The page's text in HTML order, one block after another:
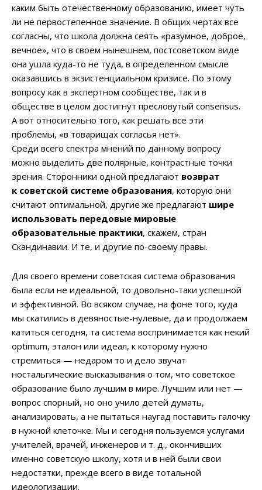
каким быть отечественному образованию, имеет чуть
ли не первостепенное значение. В общих чертах все
согласны, что школа должна сеять «разумное, доброе,
вечное», что в своем нынешнем, постсоветском виде
она ушла куда-то не туда, в определенном смысле
оказавшись в экзистенциальном кризисе. По этому
вопросу как в экспертном сообществе, так и в
обществе в целом достигнут пресловутый consensus.
А вот относительно того, как решать все эти
проблемы, «в товарищах согласья нет».
Среди всего спектра мнений по данному вопросу
можно выделить две полярные, контрастные точки
зрения. Сторонники одной предлагают возврат
к советской системе образования, которую они
считают оптимальной, другие же предлагают шире
использовать передовые мировые
образовательные практики, скажем, стран
Скандинавии. И те, и другие по-своему правы.
Для своего времени советская система образования
была если не идеальной, то довольно-таки успешной
и эффективной. Во всяком случае, на фоне того, куда
мы скатились в девяностые-нулевые, да и продолжаем
катиться сегодня, та система воспринимается как некий
optimum, эталон или идеал, к которому нужно
стремиться — недаром то и дело звучат
ностальгические высказывания о том, что советское
образование было лучшим в мире. Лучшим или нет —
вопрос спорный, но оно учило детей думать,
анализировать, а не пытаться наугад поставить галочку
в нужной клеточке. Мы и сегодня пользуемся услугами
учителей, врачей, инженеров и т. д., окончивших
именно советскую школу, хотя и в ней были свои
недостатки, прежде всего в виде тотальной
идеологизации.